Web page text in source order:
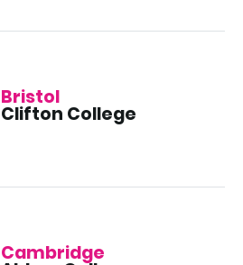
Bristol
Clifton College
Cambridge